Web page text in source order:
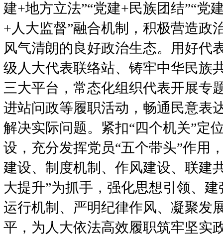
建+地方立法”“党建+民族团结”“党
+人大监督”融合机制，积极营造政
风气清朗的良好政治生态。用好代
级人大代表联络站、铸牢中华民族
三大平台，常态化组织代表开展专
进站问政等履职活动，畅通民意表
解决实际问题。紧扣“四个机关”定
设，充分发挥党员“五个带头”作用
建设、制度机制、作风建设、联建
大提升”为抓手，强化思想引领、
运行机制、严明纪律作风、凝聚发
平，为人大依法高效履职筑牢坚实